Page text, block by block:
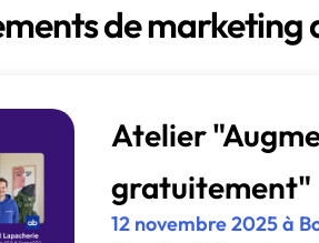
de marketing
Atelier
gratuitement"
12 novembre 2025 à